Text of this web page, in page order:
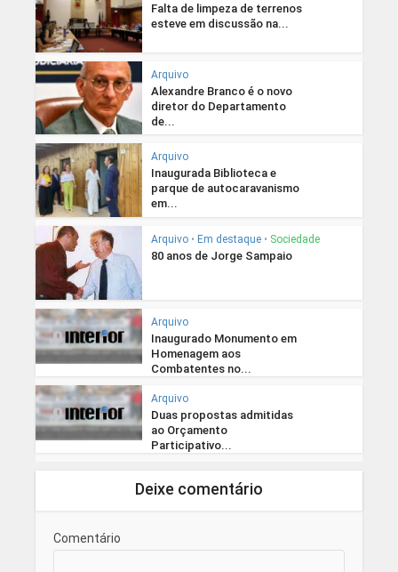
Falta de limpeza de terrenos
esteve em discussão na...
Arquivo
Alexandre Branco é o novo
diretor do Departamento
de...
Arquivo
Inaugurada Biblioteca e
parque de autocaravanismo
em...
Arquivo • Em destaque • Sociedade
80 anos de Jorge Sampaio
Arquivo
Inaugurado Monumento em
Homenagem aos
Combatentes no...
Arquivo
Duas propostas admitidas
ao Orçamento
Participativo...
Deixe comentário
Comentário